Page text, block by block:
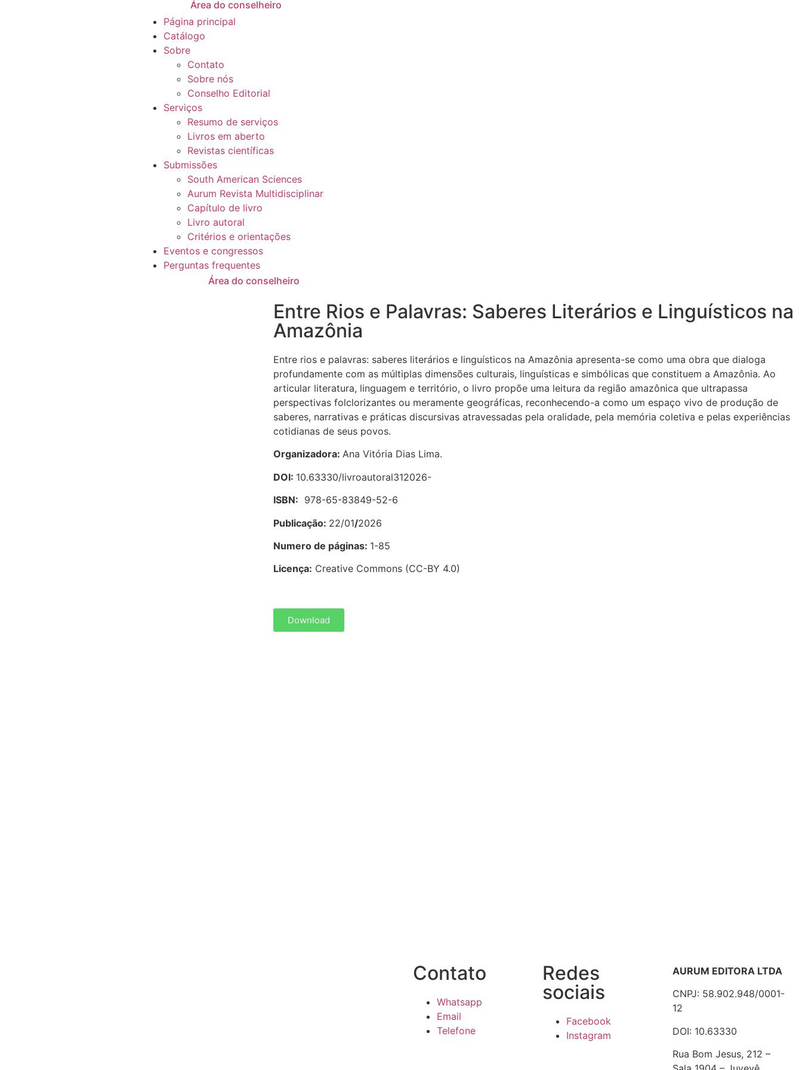
Área do conselheiro
Página principal
Catálogo
Sobre
Contato
Sobre nós
Conselho Editorial
Serviços
Resumo de serviços
Livros em aberto
Revistas científicas
Submissões
South American Sciences
Aurum Revista Multidisciplinar
Capítulo de livro
Livro autoral
Critérios e orientações
Eventos e congressos
Perguntas frequentes
Área do conselheiro
Entre Rios e Palavras: Saberes Literários e Linguísticos na
Amazônia
Entre rios e palavras: saberes literários e linguísticos na Amazônia apresenta-se como uma obra que dialoga
profundamente com as múltiplas dimensões culturais, linguísticas e simbólicas que constituem a Amazônia. Ao
articular literatura, linguagem e território, o livro propõe uma leitura da região amazônica que ultrapassa
perspectivas folclorizantes ou meramente geográficas, reconhecendo-a como um espaço vivo de produção de
saberes, narrativas e práticas discursivas atravessadas pela oralidade, pela memória coletiva e pelas experiências
cotidianas de seus povos.
Organizadora: Ana Vitória Dias Lima.
DOI: 10.63330/livroautoral312026-
ISBN: 978-65-83849-52-6
Publicação: 22/01/2026
Numero de páginas: 1-85
Licença: Creative Commons (CC-BY 4.0)
Download
Contato
Whatsapp
Email
Telefone
Redes
sociais
Facebook
Instagram
AURUM EDITORA LTDA
CNPJ: 58.902.948/0001-
12
DOI: 10.63330
Rua Bom Jesus, 212 –